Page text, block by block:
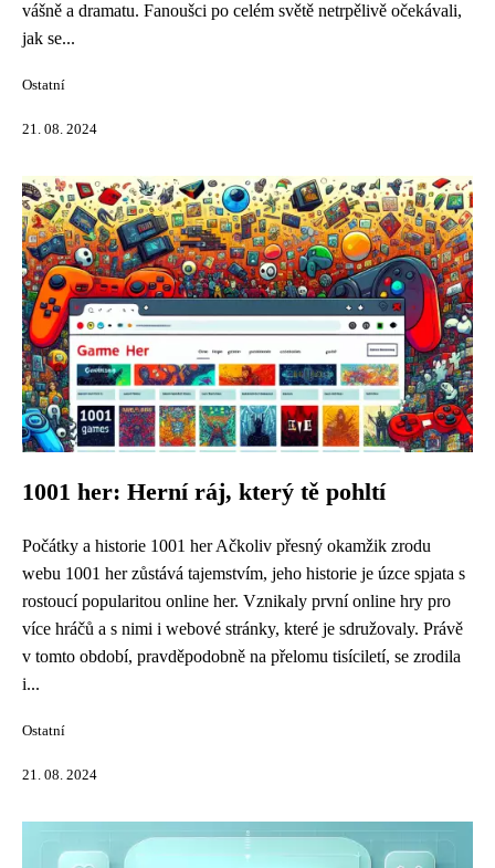
vášně a dramatu. Fanoušci po celém světě netrpělivě očekávali,
jak se...
Ostatní
21. 08. 2024
1001 her: Herní ráj, který tě pohltí
Počátky a historie 1001 her Ačkoliv přesný okamžik zrodu
webu 1001 her zůstává tajemstvím, jeho historie je úzce spjata s
rostoucí popularitou online her. Vznikaly první online hry pro
více hráčů a s nimi i webové stránky, které je sdružovaly. Právě
v tomto období, pravděpodobně na přelomu tisíciletí, se zrodila
i...
Ostatní
21. 08. 2024